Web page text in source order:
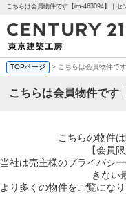
こちらは会員物件です【im-463094】｜セ
TOPページ > こちらは会員物件で
こちらは会員物件です
こちらの物件
【会員
当社は売主様のプライバシ
きない
より多くの物件をご覧にな